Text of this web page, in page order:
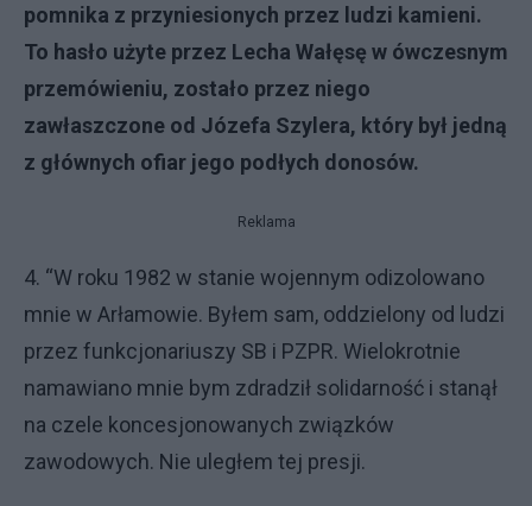
pomnika z przyniesionych przez ludzi kamieni.
To hasło użyte przez Lecha Wałęsę w ówczesnym
przemówieniu, zostało przez niego
zawłaszczone od Józefa Szylera, który był jedną
z głównych ofiar jego podłych donosów.
Reklama
4. “W roku 1982 w stanie wojennym odizolowano
mnie w Arłamowie. Byłem sam, oddzielony od ludzi
przez funkcjonariuszy SB i PZPR. Wielokrotnie
namawiano mnie bym zdradził solidarność i stanął
na czele koncesjonowanych związków
zawodowych. Nie uległem tej presji.